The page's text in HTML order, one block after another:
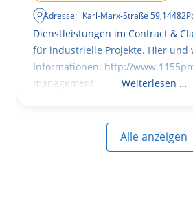
Adresse: Karl-Marx-Straße 59,14482
Dienstleistungen im Contract &
für industrielle Projekte. Hier und
Informationen: http://
management
Weiterlesen …
Alle anzeigen